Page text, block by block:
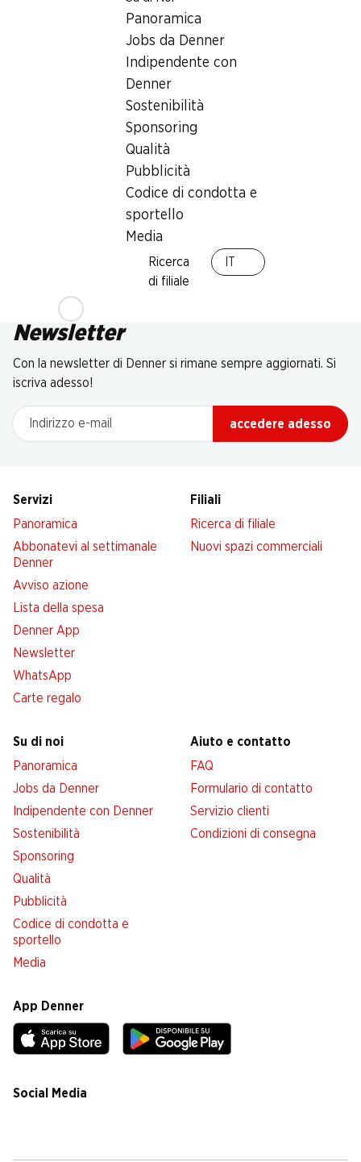
Panoramica
Jobs da Denner
Indipendente con
Denner
Sostenibilità
Sponsoring
Qualità
Pubblicità
Codice di condotta e
sportello
Media
Ricerca
di filiale
Newsletter
Con la newsletter di Denner si rimane sempre aggiornati. Si
iscriva adesso!
Indirizzo e-mail
accedere adesso
Servizi
Panoramica
Abbonatevi al settimanale
Denner
Avviso azione
Lista della spesa
Denner App
Newsletter
WhatsApp
Carte regalo
Filiali
Ricerca di filiale
Nuovi spazi commerciali
Su di noi
Panoramica
Jobs da Denner
Indipendente con Denner
Sostenibilità
Sponsoring
Qualità
Pubblicità
Codice di condotta e
sportello
Media
Aiuto e contatto
FAQ
Formulario di contatto
Servizio clienti
Condizioni di consegna
App Denner
Social Media